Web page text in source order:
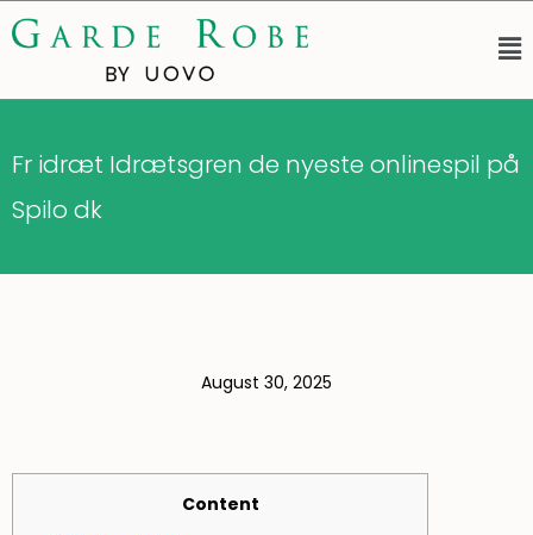
Fr idræt Idrætsgren de nyeste onlinespil på
Spilo dk
August 30, 2025
Content